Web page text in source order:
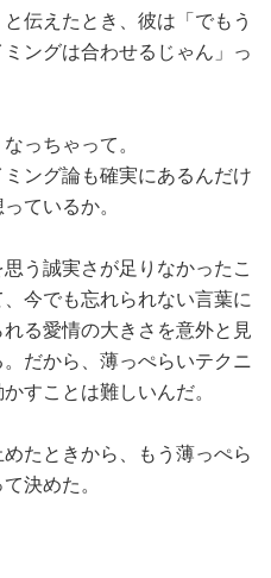
伝えたとき、彼は「でもう
ングは合わせるじゃん」っ
っちゃって。
ング論も確実にあるんだけ
ているか。
う誠実さが足りなかったこ
今でも忘れられない言葉に
る愛情の大きさを意外と見
だから、薄っぺらいテクニ
すことは難しいんだ。
たときから、もう薄っぺら
決めた。